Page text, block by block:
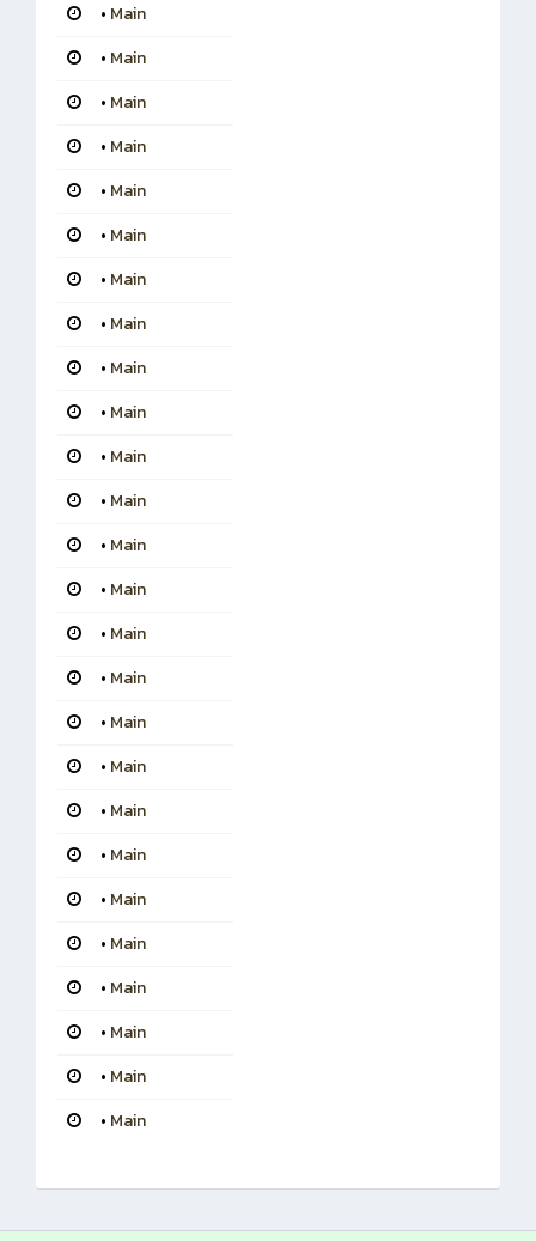
• Main
• Main
• Main
• Main
• Main
• Main
• Main
• Main
• Main
• Main
• Main
• Main
• Main
• Main
• Main
• Main
• Main
• Main
• Main
• Main
• Main
• Main
• Main
• Main
• Main
• Main